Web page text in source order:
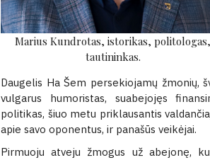
Marius Kundrotas, istorikas, politologas,
tautininkas.
Daugelis Ha Šem persekiojamų žmonių,
vulgarus humoristas, suabejojęs
politikas, šiuo metu priklausantis
apie savo oponentus, ir panašūs veikėjai.
Pirmuoju atveju žmogus už abejonę,